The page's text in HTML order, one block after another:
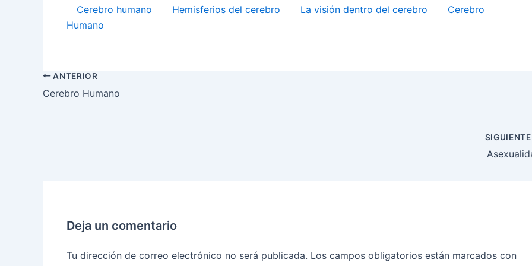
Cerebro humano Hemisferios del cerebro La visión dentro del cerebro
Cerebro
Humano
ANTERIOR
Cerebro Humano
Deja un comentario
Tu dirección de correo electrónico no será publicada. Los campos obligatorios están marcados con